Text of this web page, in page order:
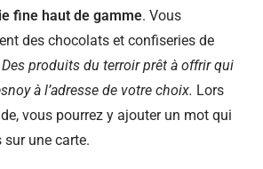
fine haut de gamme. Vous
des chocolats et confiseries de
Des produits du terroir prêt à offrir qui
à l’adresse de votre choix. Lors
vous pourrez y ajouter un mot qui
une carte.